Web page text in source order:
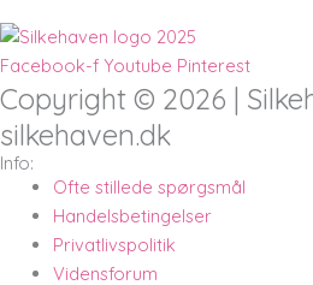
Facebook-f Youtube Pinterest
Copyright © 2026 |
silkehaven.dk
Info:
Ofte stillede spørgsmål
Handelsbetingelser
Privatlivspolitik
Vidensforum